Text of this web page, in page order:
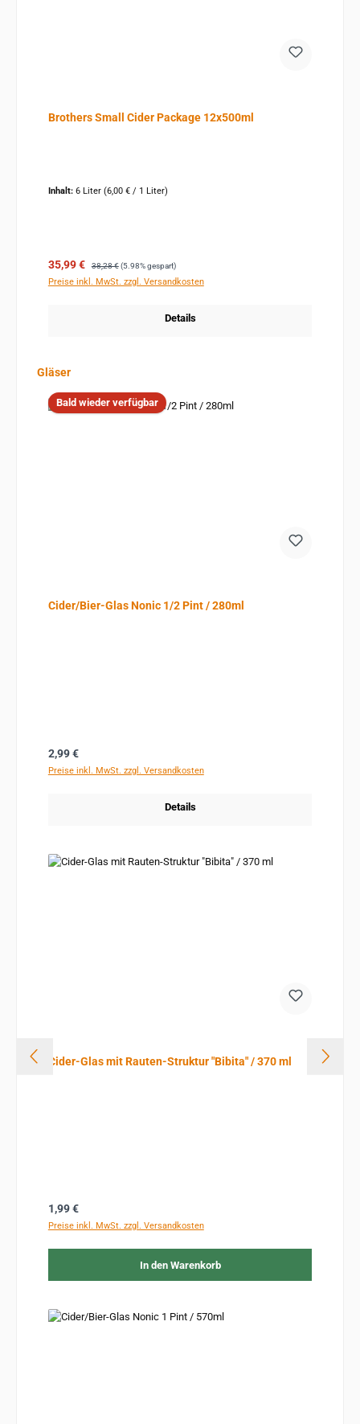
Brothers Small Cider Package 12x500ml
Inhalt: 6 Liter (6,00 € / 1 Liter)
Verkaufspreis:
35,99 € Regulärer Preis:
38,28 € (5.98% gespart)
Preise inkl. MwSt. zzgl. Versandkosten
Details
Produktgalerie überspringen
Gläser
Bald wieder verfügbar
Cider/Bier-Glas Nonic 1/2 Pint / 280ml
Regulärer Preis:
2,99 €
Preise inkl. MwSt. zzgl. Versandkosten
Details
Cider-Glas mit Rauten-Struktur "Bibita" / 370 ml
Regulärer Preis:
1,99 €
Preise inkl. MwSt. zzgl. Versandkosten
In den Warenkorb